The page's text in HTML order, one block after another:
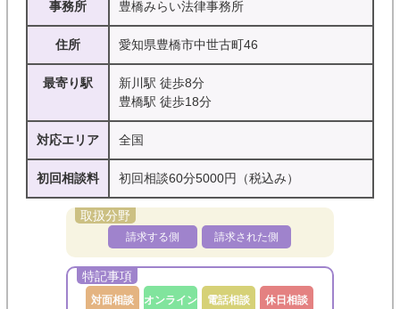
事務所 豊橋みらい法律事務所
住所 愛知県豊橋市中世古町46
最寄り駅
新川駅 徒歩8分
豊橋駅 徒歩18分
対応エリア 全国
初回相談料 初回相談60分5000円（税込み）
請求する側 請求された側
対面相談
オンライン
電話相談
休日相談